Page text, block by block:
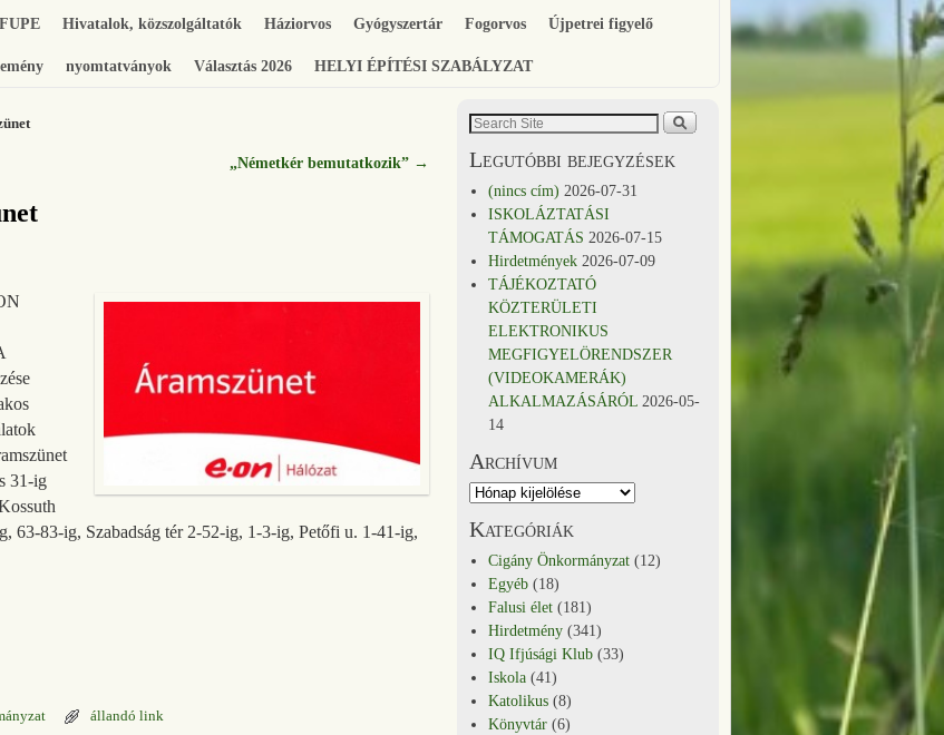
Hivatalok, közszolgáltatók Háziorvos Gyógyszertár Fogorvos Újpetrei figyelő
nyomtatványok Választás 2026 HELYI ÉPÍTÉSI SZABÁLYZAT
„Németkér bemutatkozik” →
31-ig
63-83-ig, Szabadság tér 2-52-ig, 1-3-ig, Petőfi u. 1-41-ig,
állandó link
Legutóbbi bejegyzések
(nincs cím) 2026-07-31
ISKOLÁZTATÁSI
TÁMOGATÁS 2026-07-15
Hirdetmények 2026-07-09
TÁJÉKOZTATÓ
KÖZTERÜLETI
ELEKTRONIKUS
MEGFIGYELÖRENDSZER
(VIDEOKAMERÁK)
ALKALMAZÁSÁRÓL 2026-05-
14
Archívum
Kategóriák
Cigány Önkormányzat (12)
Egyéb (18)
Falusi élet (181)
Hirdetmény (341)
IQ Ifjúsági Klub (33)
Iskola (41)
Katolikus (8)
Könyvtár (6)